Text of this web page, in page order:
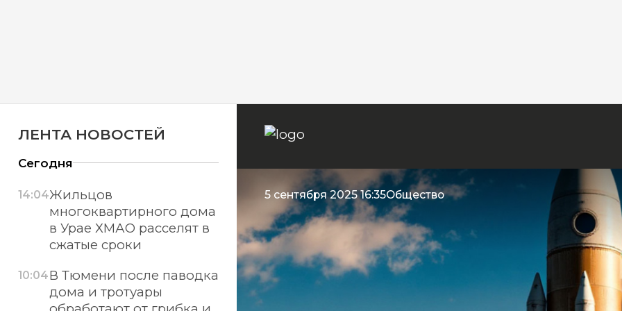
5 сентября 2025 16:35Общество
ЛЕНТА НОВОСТЕЙ
Сегодня
14:04Жильцов
многоквартирного дома
в Урае ХМАО расселят в
сжатые сроки
10:04В Тюмени после паводка
дома и тротуары